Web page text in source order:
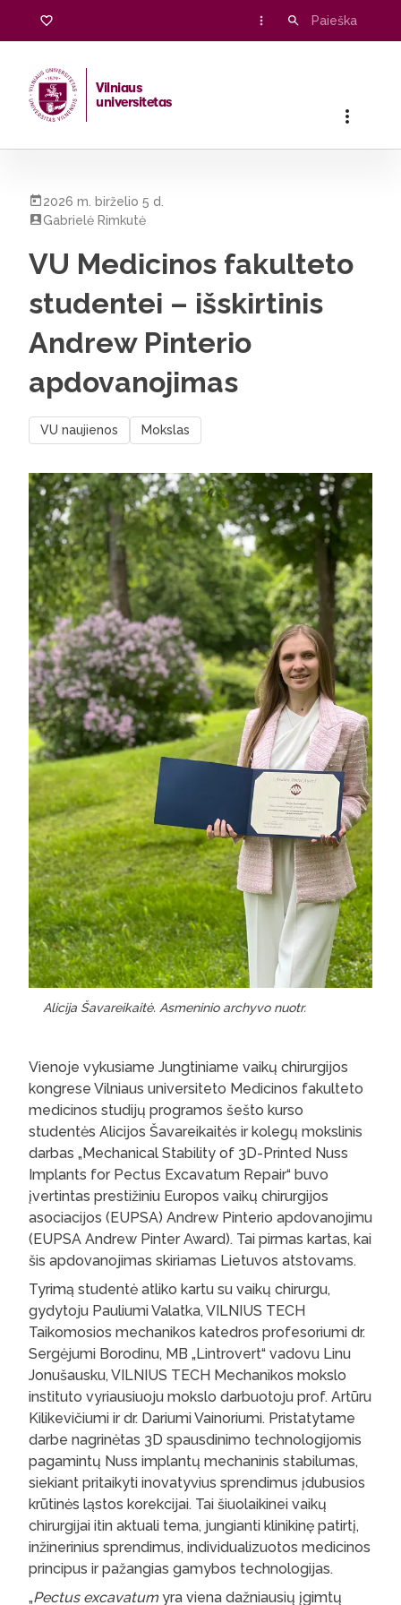
Vilniaus
universitetas
2026 m. birželio 5 d.
Gabrielė Rimkutė
VU Medicinos fakulteto
studentei – išskirtinis
Andrew Pinterio
apdovanojimas
VU naujienos Mokslas
Alicija Šavareikaitė. Asmeninio archyvo nuotr.
Vienoje vykusiame Jungtiniame vaikų chirurgijos
kongrese Vilniaus universiteto Medicinos fakulteto
medicinos studijų programos šešto kurso
studentės Alicijos Šavareikaitės ir kolegų mokslinis
darbas „Mechanical Stability of 3D-Printed Nuss
Implants for Pectus Excavatum Repair“ buvo
įvertintas prestižiniu Europos vaikų chirurgijos
asociacijos (EUPSA) Andrew Pinterio apdovanojimu
(EUPSA Andrew Pinter Award). Tai pirmas kartas, kai
šis apdovanojimas skiriamas Lietuvos atstovams.
Tyrimą studentė atliko kartu su vaikų chirurgu,
gydytoju Pauliumi Valatka, VILNIUS TECH
Taikomosios mechanikos katedros profesoriumi dr.
Sergėjumi Borodinu, MB „Lintrovert“ vadovu Linu
Jonušausku, VILNIUS TECH Mechanikos mokslo
instituto vyriausiuoju mokslo darbuotoju prof. Artūru
Kilikevičiumi ir dr. Dariumi Vainoriumi. Pristatytame
darbe nagrinėtas 3D spausdinimo technologijomis
pagamintų Nuss implantų mechaninis stabilumas,
siekiant pritaikyti inovatyvius sprendimus įdubusios
krūtinės ląstos korekcijai. Tai šiuolaikinei vaikų
chirurgijai itin aktuali tema, jungianti klinikinę patirtį,
inžinerinius sprendimus, individualizuotos medicinos
principus ir pažangias gamybos technologijas.
„Pectus excavatumyra viena dažniausių įgimtų